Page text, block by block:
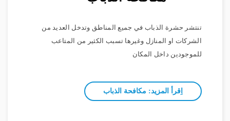
تنتشر حشرة الذباب في جميع المناطق وتدخل العديد من
الشركات او المنازل وغيرها تسبب الكثير من المتاعب
للموجودين داخل المكان
اِقرأ المزيد: مكافحة الذباب